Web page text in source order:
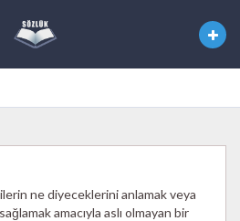
ne diyeceklerini anlamak veya
amacıyla aslı olmayan bir